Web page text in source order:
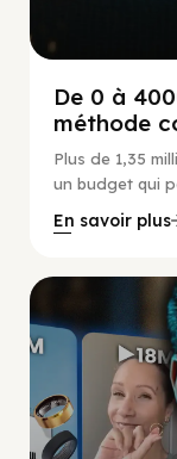
De 0 à
méthode
Plus de 1,35
un budget qui
En savoir plus